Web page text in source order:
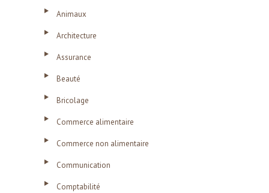
Animaux
Architecture
Assurance
Beauté
Bricolage
Commerce alimentaire
Commerce non alimentaire
Communication
Comptabilité